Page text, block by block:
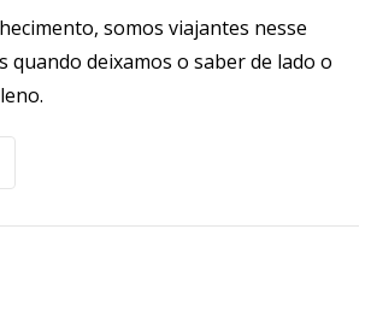
somos viajantes nesse
quando deixamos o saber de lado o